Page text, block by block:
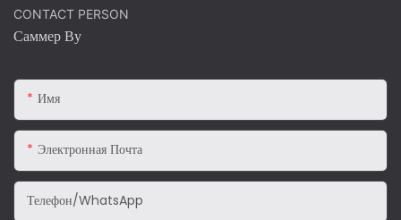
CONTACT PERSON
Саммер Ву
Имя
Электронная Почта
Телефон/WhatsApp